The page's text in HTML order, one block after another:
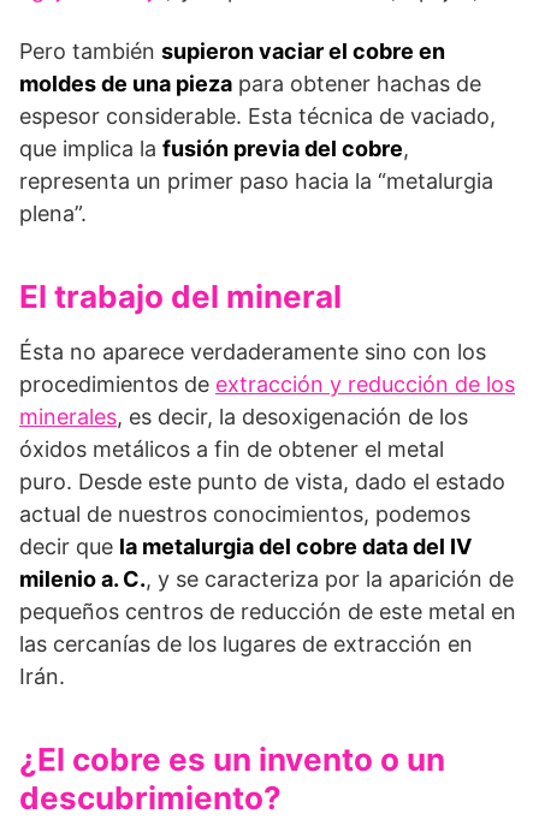
Pero también supieron vaciar el cobre en
moldes de una pieza para obtener hachas de
espesor considerable. Esta técnica de vaciado,
que implica la fusión previa del cobre,
representa un primer paso hacia la “metalurgia
plena”.
El trabajo del mineral
Ésta no aparece verdaderamente sino con los
procedimientos de extracción y reducción de los
minerales, es decir, la desoxigenación de los
óxidos metálicos a fin de obtener el metal
puro. Desde este punto de vista, dado el estado
actual de nuestros conocimientos, podemos
decir que la metalurgia del cobre data del IV
milenio a. C., y se caracteriza por la aparición de
pequeños centros de reducción de este metal en
las cercanías de los lugares de extracción en
Irán.
¿El cobre es un invento o un
descubrimiento?